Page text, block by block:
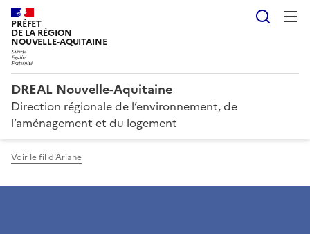
PRÉFET
DE LA RÉGION
NOUVELLE-AQUITAINE
DREAL Nouvelle-Aquitaine
Direction régionale de l’environnement, de
l’aménagement et du logement
Voir le fil d'Ariane